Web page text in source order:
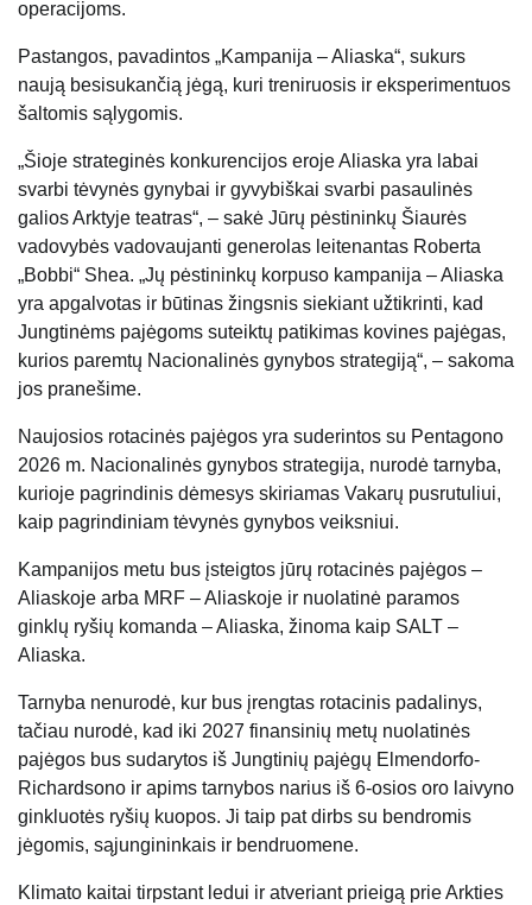
operacijoms.
Pastangos, pavadintos „Kampanija – Aliaska“, sukurs
naują besisukančią jėgą, kuri treniruosis ir eksperimentuos
šaltomis sąlygomis.
„Šioje strateginės konkurencijos eroje Aliaska yra labai
svarbi tėvynės gynybai ir gyvybiškai svarbi pasaulinės
galios Arktyje teatras“, – sakė Jūrų pėstininkų Šiaurės
vadovybės vadovaujanti generolas leitenantas Roberta
„Bobbi“ Shea. „Jų pėstininkų korpuso kampanija – Aliaska
yra apgalvotas ir būtinas žingsnis siekiant užtikrinti, kad
Jungtinėms pajėgoms suteiktų patikimas kovines pajėgas,
kurios paremtų Nacionalinės gynybos strategiją“, – sakoma
jos pranešime.
Naujosios rotacinės pajėgos yra suderintos su Pentagono
2026 m. Nacionalinės gynybos strategija, nurodė tarnyba,
kurioje pagrindinis dėmesys skiriamas Vakarų pusrutuliui,
kaip pagrindiniam tėvynės gynybos veiksniui.
Kampanijos metu bus įsteigtos jūrų rotacinės pajėgos –
Aliaskoje arba MRF – Aliaskoje ir nuolatinė paramos
ginklų ryšių komanda – Aliaska, žinoma kaip SALT –
Aliaska.
Tarnyba nenurodė, kur bus įrengtas rotacinis padalinys,
tačiau nurodė, kad iki 2027 finansinių metų nuolatinės
pajėgos bus sudarytos iš Jungtinių pajėgų Elmendorfo-
Richardsono ir apims tarnybos narius iš 6-osios oro laivyno
ginkluotės ryšių kuopos. Ji taip pat dirbs su bendromis
jėgomis, sąjungininkais ir bendruomene.
Klimato kaitai tirpstant ledui ir atveriant prieigą prie Arkties